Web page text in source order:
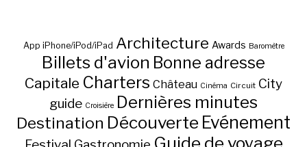
App iPhone/iPod/iPad Architecture Awards Baromètre
Billets d'avion Bonne adresse
Capitale Charters Château Cinéma Circuit City
guide Croisière Dernières minutes
Destination Découverte Evénement
Guide de voyage